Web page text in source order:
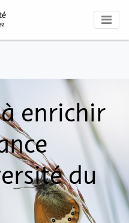
enrichir
du